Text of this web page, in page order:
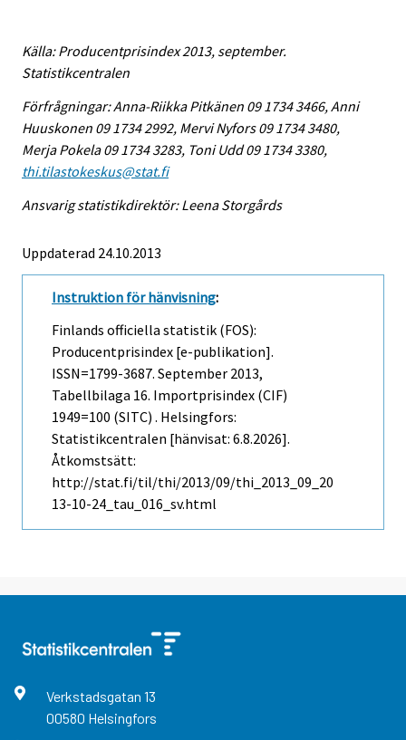
Källa: Producentprisindex 2013, september.
Statistikcentralen
Förfrågningar: Anna-Riikka Pitkänen 09 1734 3466, Anni
Huuskonen 09 1734 2992, Mervi Nyfors 09 1734 3480,
Merja Pokela 09 1734 3283, Toni Udd 09 1734 3380,
thi.tilastokeskus@stat.fi
Ansvarig statistikdirektör: Leena Storgårds
Uppdaterad 24.10.2013
Instruktion för hänvisning:
Finlands officiella statistik (FOS):
Producentprisindex [e-publikation].
ISSN=1799-3687. September 2013,
Tabellbilaga 16. Importprisindex (CIF)
1949=100 (SITC) . Helsingfors:
Statistikcentralen [hänvisat: 6.8.2026].
Åtkomstsätt:
http://stat.fi/til/thi/2013/09/thi_2013_09_20
13-10-24_tau_016_sv.html
Verkstadsgatan 13
00580 Helsingfors